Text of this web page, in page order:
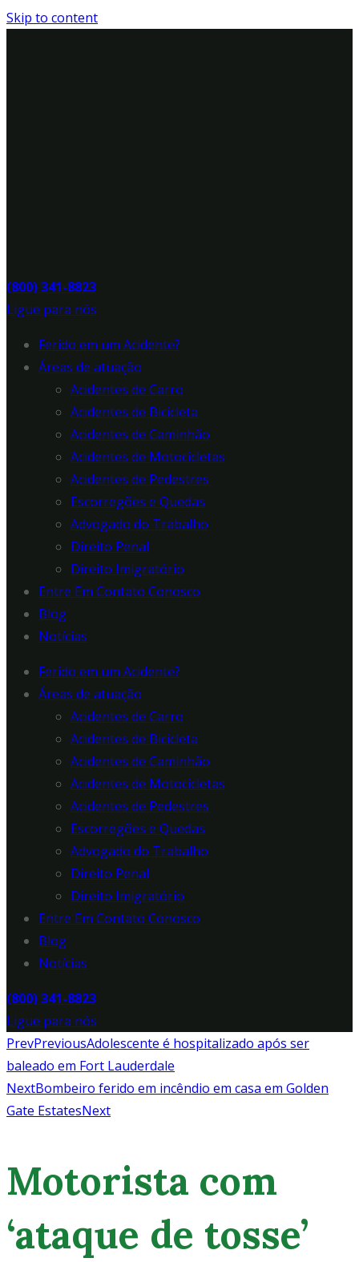
Skip to content
(800) 341-8823
Ligue para nós
Ferido em um Acidente?
Áreas de atuação
Acidentes de Carro
Acidentes de Bicicleta
Acidentes de Caminhão
Acidentes de Motocicletas
Acidentes de Pedestres
Escorregões e Quedas
Advogado do Trabalho
Direito Penal
Direito Imigratório
Entre Em Contato Conosco
Blog
Notícias
Ferido em um Acidente?
Áreas de atuação
Acidentes de Carro
Acidentes de Bicicleta
Acidentes de Caminhão
Acidentes de Motocicletas
Acidentes de Pedestres
Escorregões e Quedas
Advogado do Trabalho
Direito Penal
Direito Imigratório
Entre Em Contato Conosco
Blog
Notícias
(800) 341-8823
Ligue para nós
PrevPreviousAdolescente é hospitalizado após ser
baleado em Fort Lauderdale
NextBombeiro ferido em incêndio em casa em Golden
Gate EstatesNext
Motorista com
‘ataque de tosse’